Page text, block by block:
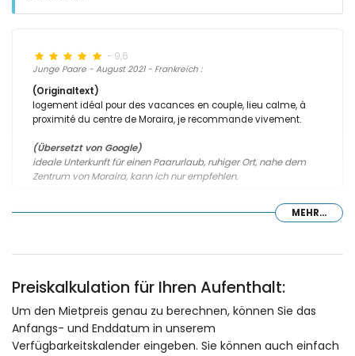
- 9,6
Junge Paare - August 2021 - Frankreich :
(Originaltext)
logement idéal pour des vacances en couple, lieu calme, à
proximité du centre de Moraira, je recommande vivement.
(Übersetzt von Google)
ideale Unterkunft für einen Paarurlaub, ruhiger Ort, nahe dem
Zentrum von Moraira, kann ich nur empfehlen.
Para futuros inquilinos, NO cargar con utensilios innecesarios
totalmente equipado incluso con juegos y jueguetes para los
críos, lo cual es de agradecer.
MEHR...
Preiskalkulation für Ihren Aufenthalt:
Um den Mietpreis genau zu berechnen, können Sie das
Anfangs- und Enddatum in unserem
Verfügbarkeitskalender eingeben. Sie können auch einfach